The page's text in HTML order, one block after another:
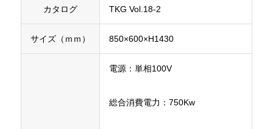
カタログ TKG Vol.18-2
サイズ（ｍｍ） 850×600×H1430
電源：単相100V
総合消費電力：750Kw